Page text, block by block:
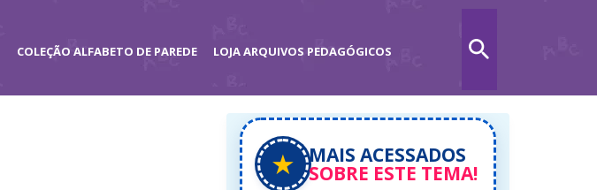
COLEÇÃO ALFABETO DE PAREDE LOJA ARQUIVOS PEDAGÓGICOS
★ MAIS ACESSADOS
SOBRE ESTE TEMA!